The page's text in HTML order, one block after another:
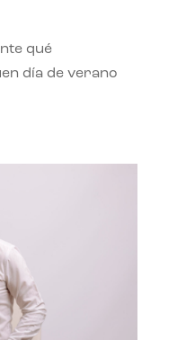
qué
día de verano